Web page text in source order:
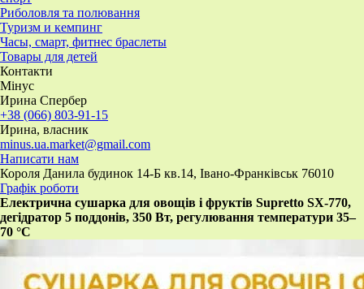
Риболовля та полювання
Туризм и кемпинг
Часы, смарт, фитнес браслеты
Товары для детей
Контакти
Мінус
Ирина Спербер
+38 (066) 803-91-15
Ирина, власник
minus.ua.market@gmail.com
Написати нам
Короля Данила будинок 14-Б кв.14, Івано-Франківськ 76010
Графік роботи
Електрична сушарка для овощів і фруктів Supretto SX-770,
дегідратор 5 поддонів, 350 Вт, регулювання температури 35–
70 °C